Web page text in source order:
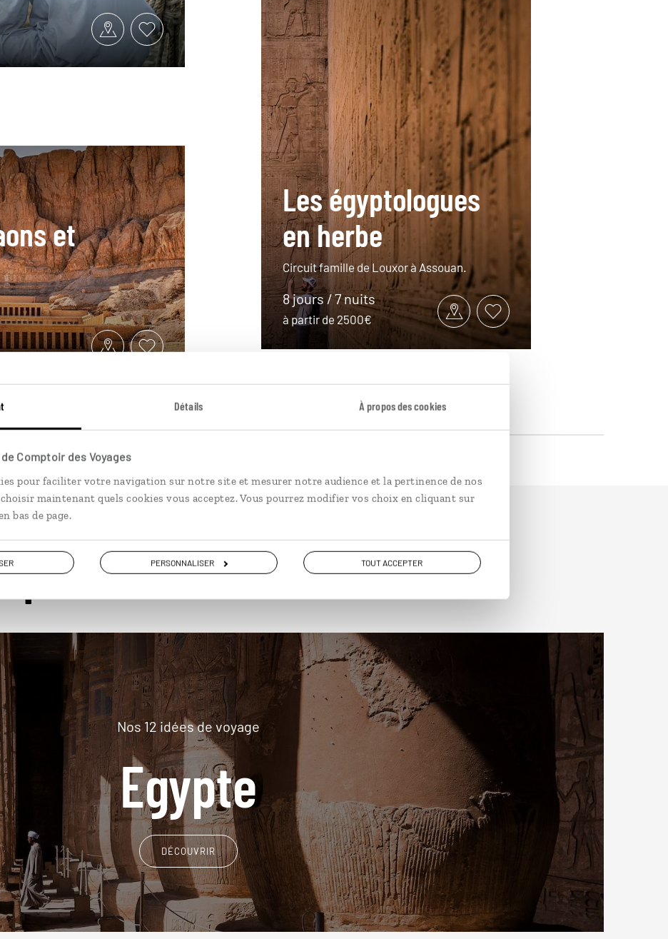
Détails À propos des cookies
Comptoir des Voyages
pour faciliter votre navigation sur notre site et mesurer notre audience et la pertinence de nos
maintenant quels cookies vous acceptez. Vous pourrez modifier vos choix en cliquant sur
bas de page.
PERSONNALISER TOUT ACCEPTER
et
Les égyptologues
en herbe
Circuit famille de Louxor à Assouan.
8 jours / 7 nuits
à partir de 2500€
plus loin
Nos 12 idées de voyage
Egypte
DÉCOUVRIR